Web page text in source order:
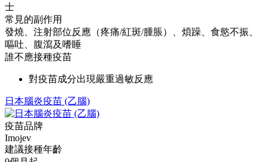
士
常見的副作用
發燒、注射部位反應（疼痛/紅斑/腫脹）、煩躁、食慾不振、
嘔吐、腹瀉及嗜睡
誰不應接種疫苗
對疫苗成分出現嚴重過敏反應
日本腦炎疫苗 (乙腦)
疫苗品牌
Imojev
建議接種年齡